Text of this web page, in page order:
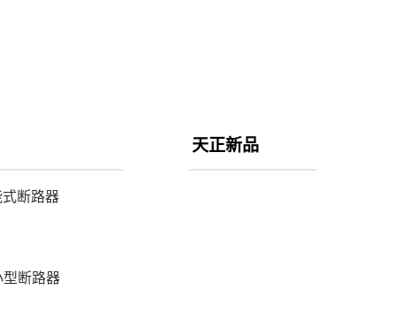
断路器
型断路器
天正新品